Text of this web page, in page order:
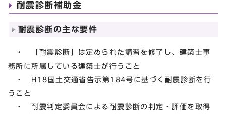
耐震診断補助金
耐震診断の主な要件
・ 「耐震診断」は定められた講習を修了し、建築士事
務所に所属している建築士が行うこと
・ H18国土交通省告示第184号に基づく耐震診断を行
うこと
・ 耐震判定委員会による耐震診断の判定・評価を取得